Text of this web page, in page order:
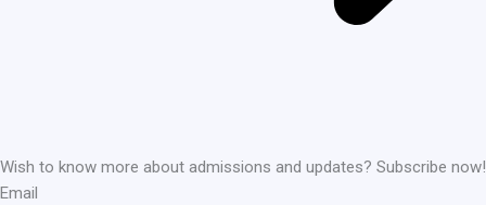
Wish to know more about admissions and updates? Subscribe now!
Email